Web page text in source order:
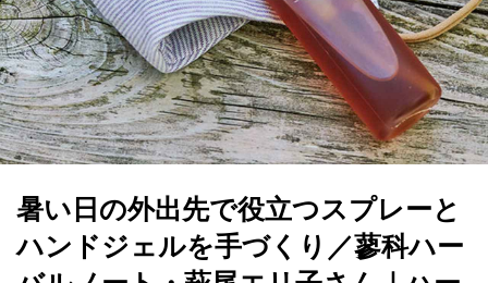
暑い日の外出先で役立つスプレーと
ハンドジェルを手づくり／蓼科ハー